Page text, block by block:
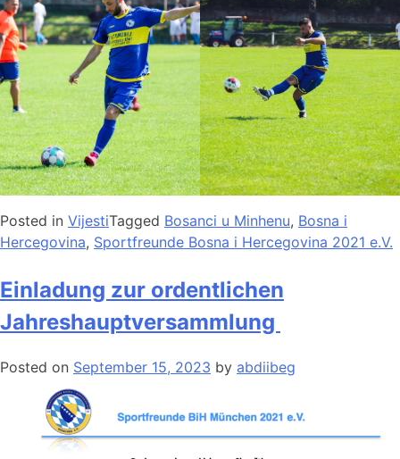
Posted in VijestiTagged Bosanci u Minhenu, Bosna i
Hercegovina, Sportfreunde Bosna i Hercegovina 2021 e.V.
Einladung zur ordentlichen
Jahreshauptversammlung
Posted on September 15, 2023 by abdiibeg